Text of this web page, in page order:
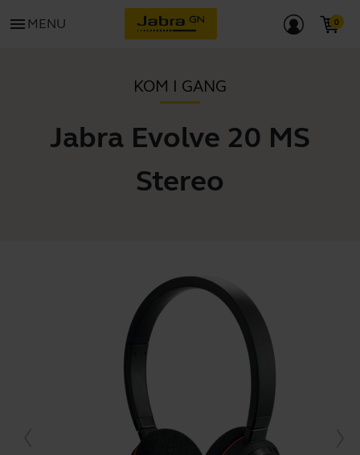
menu MENU
KOM I GANG
Jabra Evolve 20 MS
Stereo